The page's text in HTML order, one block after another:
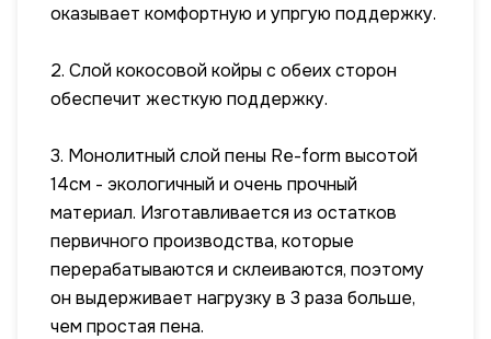
оказывает комфортную и упргую поддержку.
2. Слой кокосовой койры с обеих сторон
обеспечит жесткую поддержку.
3. Монолитный слой пены Re-form высотой
14см - экологичный и очень прочный
материал. Изготавливается из остатков
первичного производства, которые
перерабатываются и склеиваются, поэтому
он выдерживает нагрузку в 3 раза больше,
чем простая пена.